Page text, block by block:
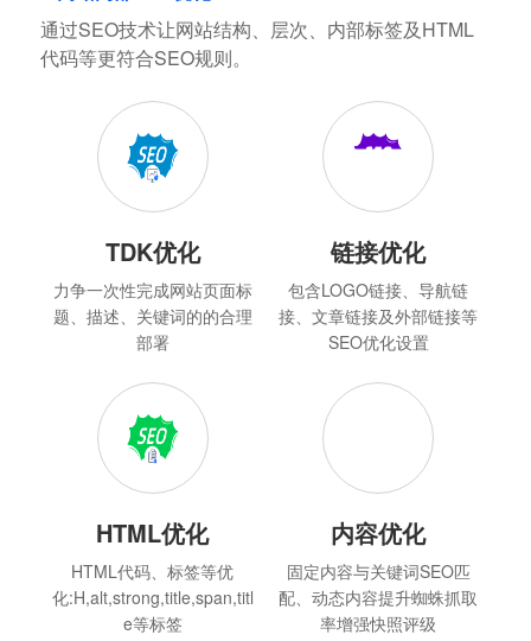
站内SEO
通过SEO技术让网站结构、层次、内部标签及HTML
代码等更符合SEO规则。
TDK优化
力争一次性完成网站页面标
题、描述、关键词的的合理
部署
链接优化
包含LOGO链接、导航链
接、文章链接及外部链接等
HTML优化 内容优化